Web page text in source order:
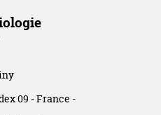
09 - France -